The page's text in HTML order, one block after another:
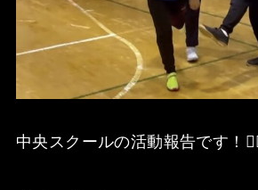
中央スクールの活動報告です！